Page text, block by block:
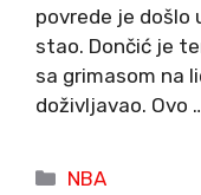
povrede je došlo
stao. Dončić je
sa grimasom na
doživljavao. Ovo
Categories
NBA